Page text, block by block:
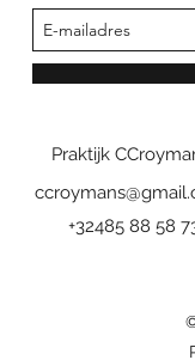
Praktijk
+32485 88 58